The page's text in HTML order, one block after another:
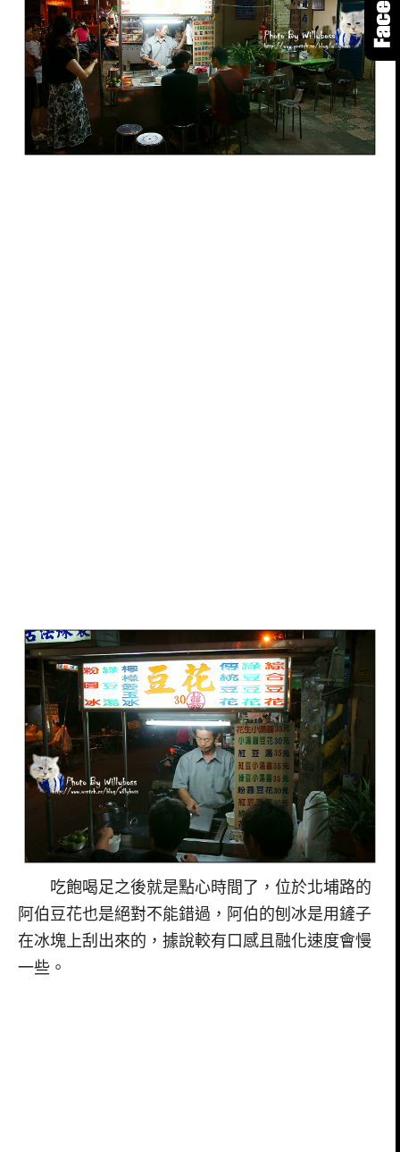
吃飽喝足之後就是點心時間了，位於北埔路的
阿伯豆花也是絕對不能錯過，阿伯的刨冰是用鏟子
在冰塊上刮出來的，據說較有口感且融化速度會慢
一些。